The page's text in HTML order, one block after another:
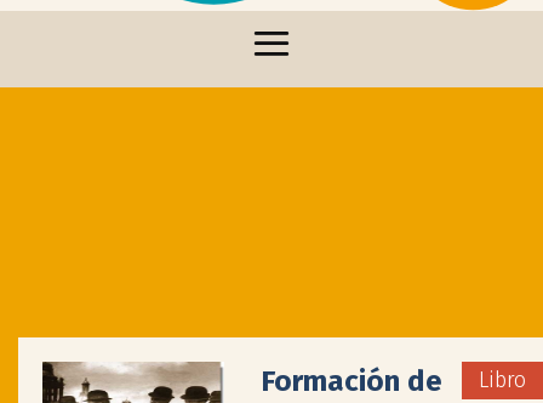
Formación de
Libro